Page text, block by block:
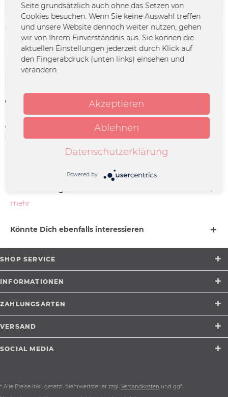
Farbe:
Artikel-Nr.:
DO-0827
Herstellerinfo:
Merchcowboy GmbH & Co. KG
Friedrich-Ebert-Straße 7 | 48153
Münster |
mehr
Könnte Dich ebenfalls interessieren
SHOP SERVICE
INFORMATIONEN
ZAHLUNGSARTEN
VERSAND
SOCIAL MEDIA
* Alle Preise inkl. gesetzl. Mehrwertsteuer zzgl. Versandkosten und ggf.
Seite grundsätzlich auch ohne das Setzen von
Cookies besuchen. Wenn Sie keine Auswahl treffen
und unsere Website dennoch weiter nutzen, gehen
wir von Ihrem Einverständnis aus. Sie können die
aktuellen Einstellungen jederzeit durch Klick auf
den Fingerabdruck (unten links) einsehen und
verändern.
Akzeptieren
Ablehnen
Datenschutzerklärung
Powered by